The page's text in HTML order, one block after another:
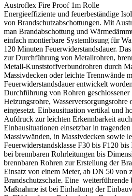
Austroflex Fire Proof 1m Rolle
Energieeffiziente und feuerbeständige
von Brandschutzabschottungen. Mit
man Brandabschottung und
einfach montierbare Systemlösung für
120 Minuten Feuerwiderstandsdauer.
zur Durchführung von Metallrohren,
Metall-Kunststoffverbundrohren durch
Massivdecken oder leichte Trennwände
Feuerwiderstandsdauer entwickelt
Durchführung von Rohren geschlossener
Heizungsrohre, Wasserversorgungsrohre
eingesetzt. Einbausituation vertikal und
Aufdruck zur leichten Erkennbarkeit
Einbausituationen einsetzbar in
Massivwänden, in Massivdecken sowie
Feuerwiderstandsklasse F30 bis F120
bei brennbaren Rohrleitungen bis
brennbaren Rohren zur Erstellung der
Einsatz von einem Meter, ab DN 50 von
Brandschutzschale. Eine weiterführende
Maßnahme ist bei Einhaltung der